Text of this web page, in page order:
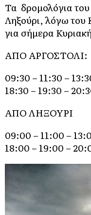
Τα δρομολόγια
Ληξούρι, λόγω του
για σήμερα
ΑΠΟ ΑΡΓΟΣΤΟΛΙ:
09:30 – 11:30 –
18:30 – 19:30 –
ΑΠΟ ΛΗΞΟΥΡΙ
09:00 – 11:00 –
18:00 – 19:00 –